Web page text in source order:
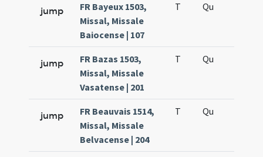
jump
FR Bayeux 1503,
Missal, Missale
Baiocense | 107
T Qu
jump
FR Bazas 1503,
Missal, Missale
Vasatense | 201
T Qu
jump
FR Beauvais 1514,
Missal, Missale
Belvacense | 204
T Qu